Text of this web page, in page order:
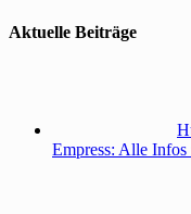
Aktuelle Beiträge
Empress: Alle